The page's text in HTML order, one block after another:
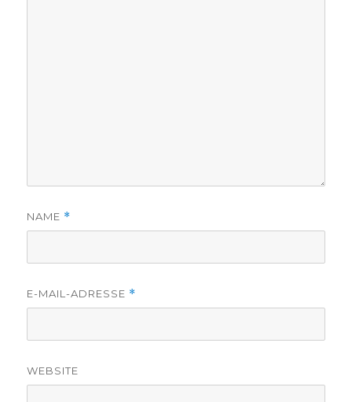
NAME *
E-MAIL-ADRESSE *
WEBSITE